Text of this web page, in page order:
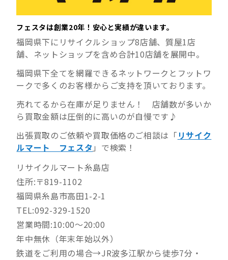
フェスタは創業20年！安心と実績が違います。
福岡県下にリサイクルショップ8店舗、質屋1店
舗、ネットショップを含め合計10店舗を展開中。
福岡県下全てを網羅できるネットワークとフットワ
ークで多くのお客様からご支持を頂いております。
売れてるから在庫が足りません！ 店舗数が多いか
ら買取金額は圧倒的に高いのが自慢です♪
出張買取のご依頼や買取価格のご相談は「 リサイク
ルマート フェスタ 」で検索！
リサイクルマート糸島店
住所:〒819-1102
福岡県糸島市高田1-2-1
TEL:092-329-1520
営業時間:10:00～20:00
年中無休（年末年始以外）
鉄道をご利用の場合→JR波多江駅から徒歩7分・